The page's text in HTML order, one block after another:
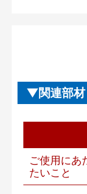
関連部
ご使用にあ
たいこと